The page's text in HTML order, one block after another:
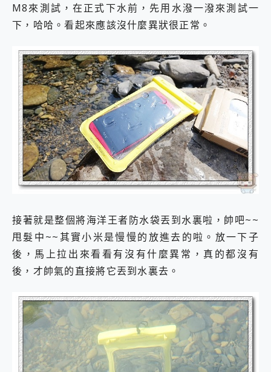
M8來測試，在正式下水前，先用水潑一潑來測試一
下，哈哈。看起來應該沒什麼異狀很正常。
接著就是整個將海洋王者防水袋丟到水裏啦，帥吧~~
甩髮中~~其實小米是慢慢的放進去的啦。放一下子
後，馬上拉出來看看有沒有什麼異常，真的都沒有
後，才帥氣的直接將它丟到水裏去。